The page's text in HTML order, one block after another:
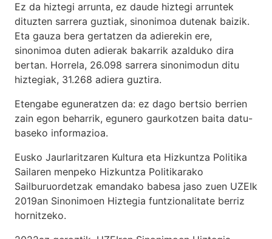
Ez da hiztegi arrunta, ez daude hiztegi arruntek
dituzten sarrera guztiak, sinonimoa dutenak baizik.
Eta gauza bera gertatzen da adierekin ere,
sinonimoa duten adierak bakarrik azalduko dira
bertan. Horrela, 26.098 sarrera sinonimodun ditu
hiztegiak, 31.268 adiera guztira.
Etengabe eguneratzen da: ez dago bertsio berrien
zain egon beharrik, egunero gaurkotzen baita datu-
baseko informazioa.
Eusko Jaurlaritzaren Kultura eta Hizkuntza Politika
Sailaren menpeko Hizkuntza Politikarako
Sailburuordetzak emandako babesa jaso zuen UZEIk
2019an Sinonimoen Hiztegia funtzionalitate berriz
hornitzeko.